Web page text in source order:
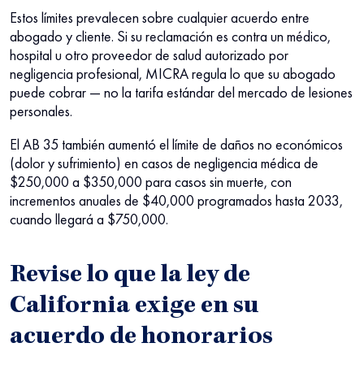
Estos límites prevalecen sobre cualquier acuerdo entre
abogado y cliente. Si su reclamación es contra un médico,
hospital u otro proveedor de salud autorizado por
negligencia profesional, MICRA regula lo que su abogado
puede cobrar — no la tarifa estándar del mercado de lesiones
personales.
El AB 35 también aumentó el límite de daños no económicos
(dolor y sufrimiento) en casos de negligencia médica de
$250,000 a $350,000 para casos sin muerte, con
incrementos anuales de $40,000 programados hasta 2033,
cuando llegará a $750,000.
Revise lo que la ley de
California exige en su
acuerdo de honorarios